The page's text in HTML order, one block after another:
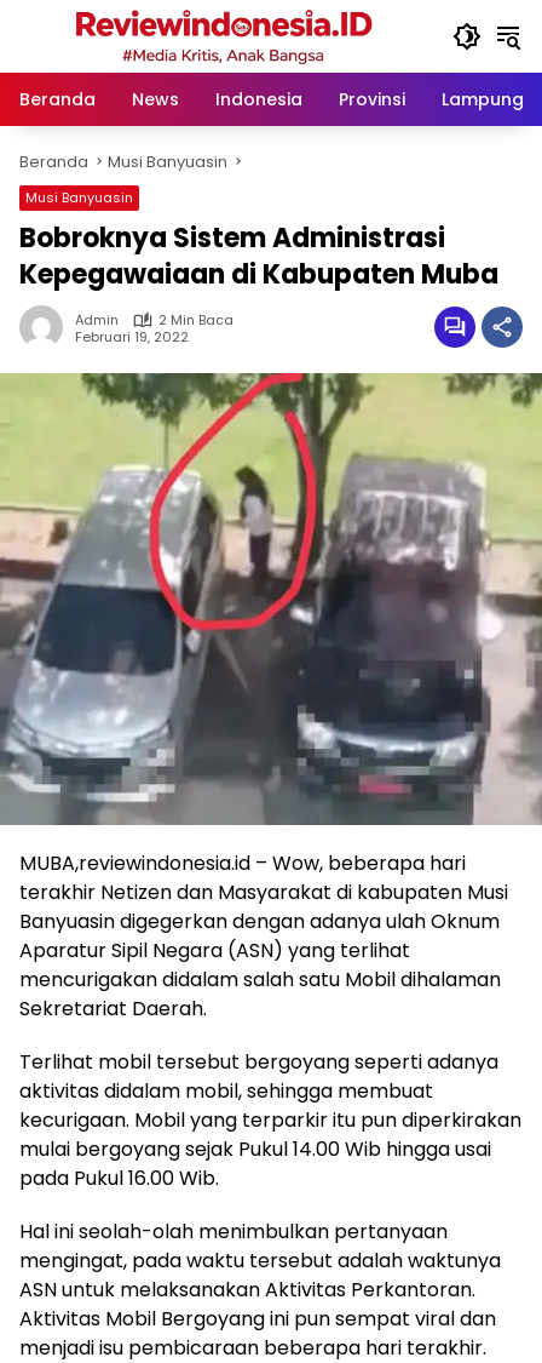
Langsung
Beranda
News Indonesia Provinsi Lampung
Beranda Musi Banyuasin
Musi Banyuasin
Bobroknya Sistem Administrasi
Kepegawaiaan di Kabupaten Muba
Admin
2 Min Baca
Februari 19, 2022
MUBA,reviewindonesia.id – Wow, beberapa hari
terakhir Netizen dan Masyarakat di kabupaten Musi
Banyuasin digegerkan dengan adanya ulah Oknum
Aparatur Sipil Negara (ASN) yang terlihat
mencurigakan didalam salah satu Mobil dihalaman
Sekretariat Daerah.
Terlihat mobil tersebut bergoyang seperti adanya
aktivitas didalam mobil, sehingga membuat
kecurigaan. Mobil yang terparkir itu pun diperkirakan
mulai bergoyang sejak Pukul 14.00 Wib hingga usai
pada Pukul 16.00 Wib.
Hal ini seolah-olah menimbulkan pertanyaan
mengingat, pada waktu tersebut adalah waktunya
ASN untuk melaksanakan Aktivitas Perkantoran.
Aktivitas Mobil Bergoyang ini pun sempat viral dan
menjadi isu pembicaraan beberapa hari terakhir.